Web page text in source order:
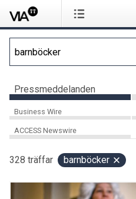
Pressmeddelanden
Business Wire
ACCESS Newswire
328 träffar barnböcker